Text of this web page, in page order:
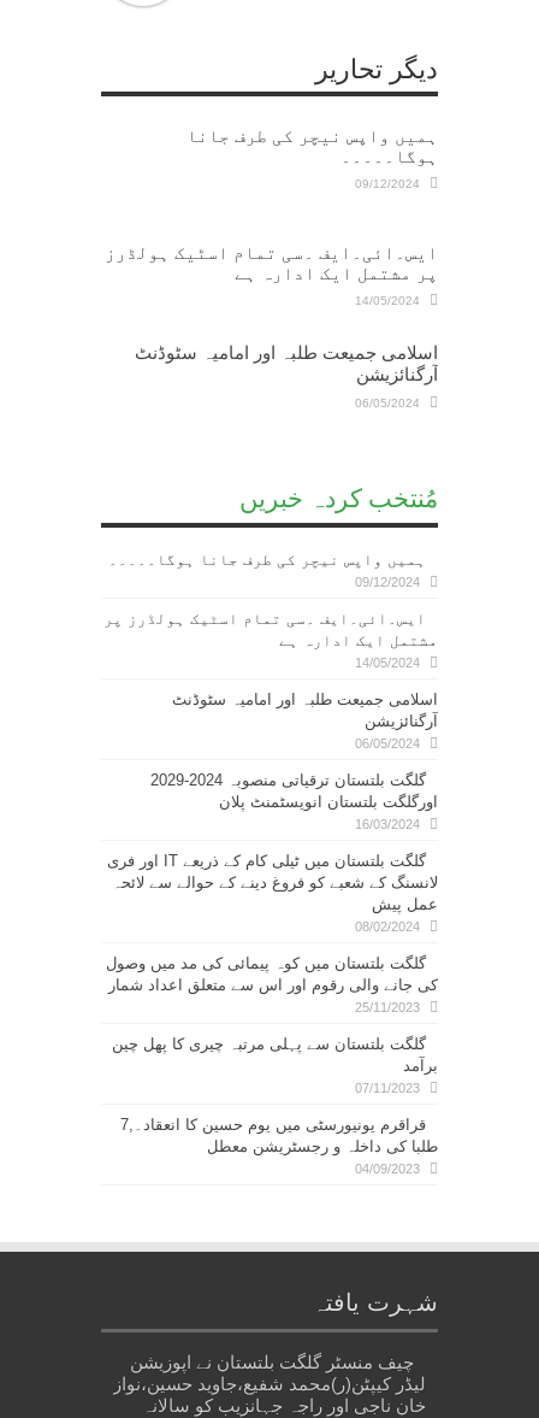
دیگر تحاریر
ہمیں واپس نیچر کی طرف جانا
ہوگا۔۔۔۔۔
09/12/2024
ایس۔ائی۔ایف ۔سی تمام اسٹیک ہولڈرز
پر مشتمل ایک ادارہ ہے
14/05/2024
اسلامی جمیعت طلبہ اور امامیہ سٹوڈنٹ
آرگنائزیشن
06/05/2024
مُنتخب کردہ خبریں
ہمیں واپس نیچر کی طرف جانا ہوگا۔۔۔۔۔
09/12/2024
ایس۔ائی۔ایف ۔سی تمام اسٹیک ہولڈرز پر
مشتمل ایک ادارہ ہے
14/05/2024
اسلامی جمیعت طلبہ اور امامیہ سٹوڈنٹ
آرگنائزیشن
06/05/2024
گلگت بلتستان ترقیاتی منصوبہ 2024-2029
اورگلگت بلتستان انویسٹمنٹ پلان
16/03/2024
گلگت بلتستان میں ٹیلی کام کے ذریعے IT اور فری
لانسنگ کے شعبے کو فروغ دینے کے حوالے سے لائحہ
عمل پیش
08/02/2024
گلگت بلتستان میں کوہ پیمائی کی مد میں وصول
کی جانے والی رقوم اور اس سے متعلق اعداد شمار
25/11/2023
گلگت بلتستان سے پہلی مرتبہ چیری کا پھل چین
برآمد
07/11/2023
قراقرم یونیورسٹی میں یوم حسین کا انعقاد۔,7
طلبا کی داخلہ و رجسٹریشن معطل
04/09/2023
شہرت یافتہ
چیف منسٹر گلگت بلتستان نے اپوزیشن
لیڈر کیپٹن(ر)محمد شفیع،جاوید حسین،نواز
خان ناجی اور راجہ جہانزیب کو سالانہ